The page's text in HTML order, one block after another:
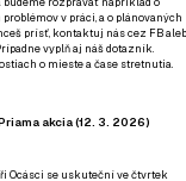
v práci, a o plánovaných
prísť, kontaktuj nás cez FB
vyplň aj náš dotazník.
o mieste a čase stretnutia.
akcia (12. 3. 2026)
Ocásci se uskuteční ve čtvrtek